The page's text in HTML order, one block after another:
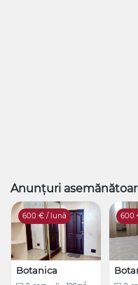
Anunțuri
600 € / lună
Botanica
2
600